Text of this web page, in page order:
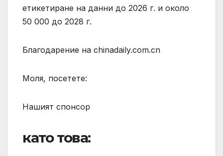
етикетиране на данни до 2026 г. и около
50 000 до 2028 г.
Благодарение на chinadaily.com.cn
Моля, посетете:
Нашият спонсор
като това: